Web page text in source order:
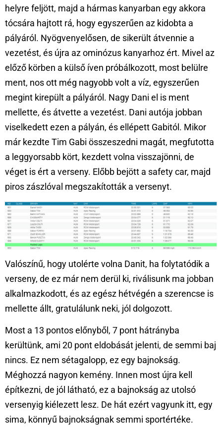
helyre feljött, majd a hármas kanyarban egy akkora
tócsára hajtott rá, hogy egyszerűen az kidobta a
pályáról. Nyögvenyelősen, de sikerült átvennie a
vezetést, és újra az ominózus kanyarhoz ért. Mivel az
előző körben a külső íven próbálkozott, most belülre
ment, nos ott még nagyobb volt a víz, egyszerűen
megint kirepült a pályáról. Nagy Dani el is ment
mellette, és átvette a vezetést. Dani autója jobban
viselkedett ezen a pályán, és ellépett Gabitól. Mikor
már kezdte Tim Gabi összeszedni magát, megfutotta
a leggyorsabb kört, kezdett volna visszajönni, de
véget is ért a verseny. Előbb bejött a safety car, majd
piros zászlóval megszakították a versenyt.
Valószínű, hogy utolérte volna Danit, ha folytatódik a
verseny, de ez már nem derül ki, riválisunk ma jobban
alkalmazkodott, és az egész hétvégén a szerencse is
mellette állt, gratulálunk neki, jól dolgozott.
Most a 13 pontos előnyből, 7 pont hátrányba
kerültünk, ami 20 pont eldobását jelenti, de semmi baj
nincs. Ez nem sétagalopp, ez egy bajnokság.
Méghozzá nagyon kemény. Innen most újra kell
építkezni, de jól látható, ez a bajnokság az utolsó
versenyig kiélezett lesz. De hát ezért vagyunk itt, egy
sima, könnyű bajnokságnak semmi sportértéke.